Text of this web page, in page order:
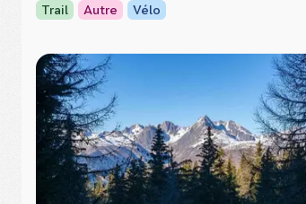
Trail Autre Vélo